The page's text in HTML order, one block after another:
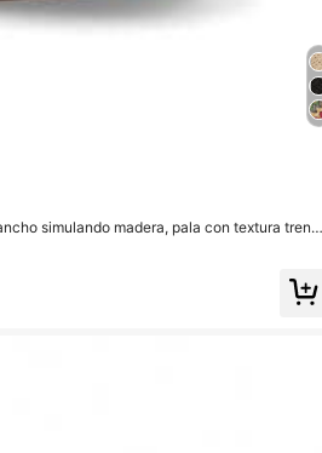
simulando madera, pala con textura trenz
para primavera verano.